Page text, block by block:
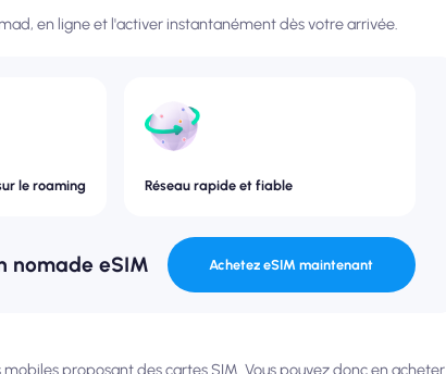
en ligne et l'activer instantanément dès votre arrivée.
le roaming Réseau rapide et fiable
nomade eSIM Achetez eSIM maintenant